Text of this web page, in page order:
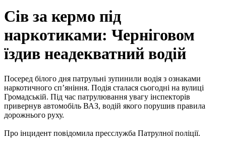
Сів за кермо під
наркотиками: Черніговом
їздив неадекватний водій
Посеред білого дня патрульні зупинили водія з ознаками
наркотичного сп’яніння. Подія сталася сьогодні на вулиці
Громадській. Під час патрулювання увагу інспекторів
привернув автомобіль ВАЗ, водій якого порушив правила
дорожнього руху.
Про інцидент повідомила пресслужба Патрулної поліції.